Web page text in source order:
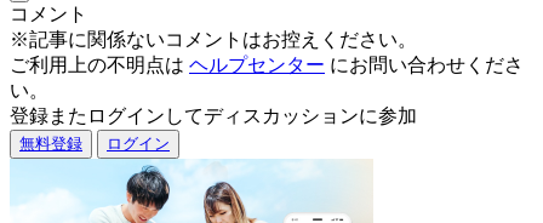
コメント
※記事に関係ないコメントはお控えください。
ご利用上の不明点は ヘルプセンター にお問い合わせくださ
い。
登録またログインしてディスカッションに参加
無料登録 ログイン